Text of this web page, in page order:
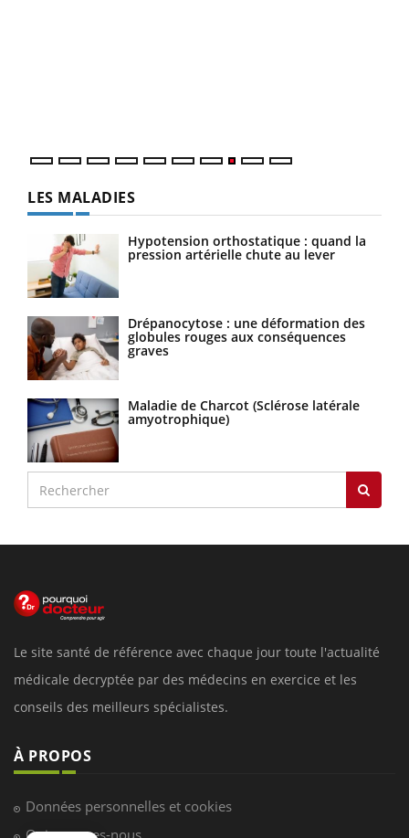
LES MALADIES
Hypotension orthostatique : quand la
pression artérielle chute au lever
Drépanocytose : une déformation des
globules rouges aux conséquences
graves
Maladie de Charcot (Sclérose latérale
amyotrophique)
Le site santé de référence avec chaque jour toute l'actualité
médicale decryptée par des médecins en exercice et les
conseils des meilleurs spécialistes.
À PROPOS
Données personnelles et cookies